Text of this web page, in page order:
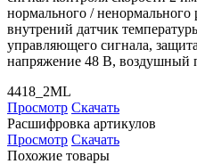
нормального /
внутрений датчик
управляющего сигнала,
напряжение 48 В, воздушный
4418_2ML
Просмотр Скачать
Расшифровка артикулов
Просмотр Скачать
Похожие товары